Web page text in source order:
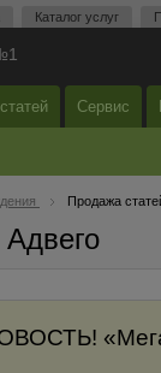
Каталог услуг
Сервис
Продажа